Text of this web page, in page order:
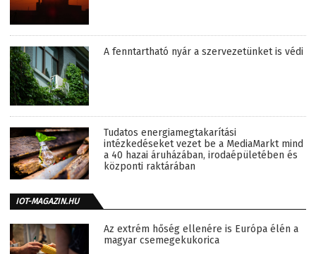
A fenntartható nyár a szervezetünket is védi
Tudatos energiamegtakarítási
intézkedéseket vezet be a MediaMarkt mind
a 40 hazai áruházában, irodaépületében és
központi raktárában
IOT-MAGAZIN.HU
Az extrém hőség ellenére is Európa élén a
magyar csemegekukorica